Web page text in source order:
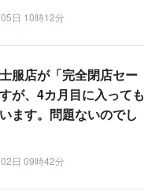
日 10時12分
服店が「完全閉店セー
が、4カ月目に入っても
ます。問題ないのでし
日 09時42分